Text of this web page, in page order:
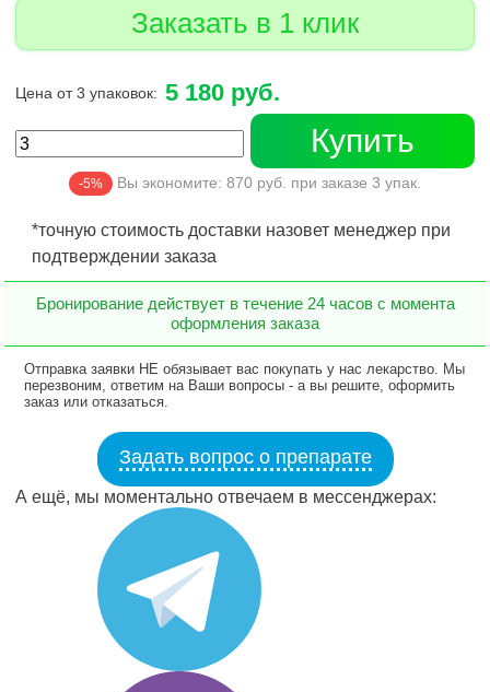
Заказать в 1 клик
Цена от 3 упаковок: 5 180 руб.
Купить
-5% Вы экономите: 870 руб. при заказе 3 упак.
*точную стоимость доставки назовет менеджер при
подтверждении заказа
Бронирование действует в течение 24 часов с момента
оформления заказа
Отправка заявки НЕ обязывает вас покупать у нас лекарство. Мы
перезвоним, ответим на Ваши вопросы - а вы решите, оформить
заказ или отказаться.
Задать вопрос о препарате
А ещё, мы моментально отвечаем в мессенджерах: